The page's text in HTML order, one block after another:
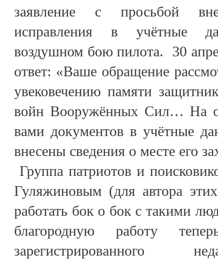
заявление с просьбой
исправления в учётные
воздушном бою пилота. 30
ответ: «Ваше обращение
увековечению памяти
войн Вооружённых Сил… На
вами документов в учётные
внесены сведения о месте его
Группа патриотов и
Гуляжиновым (для автора
работать бок о бок с такими
благородную работу
зарегистрированного